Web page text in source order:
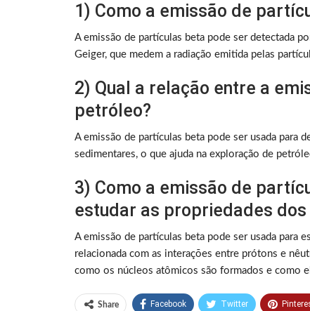
1) Como a emissão de
A emissão de partículas beta pode ser detectada
Geiger, que medem a radiação emitida pelas
2) Qual a relação entre a
petróleo?
A emissão de partículas beta pode ser usada para
sedimentares, o que ajuda na exploração de
3) Como a emissão de
estudar as propriedades
A emissão de partículas beta pode ser usada para
relacionada com as interações entre prótons e
como os núcleos atômicos são formados e como
Share Facebook Twitter